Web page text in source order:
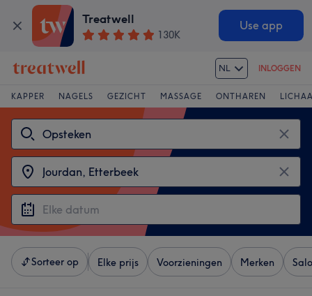
Treatwell
130K
Use app
NL INLOGGEN
KAPPER NAGELS GEZICHT MASSAGE ONTHAREN
Sorteer op Elke prijs Voorzieningen Merken